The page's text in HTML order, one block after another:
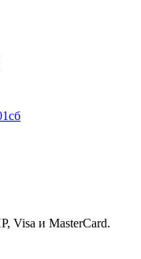
Visa и MasterCard.